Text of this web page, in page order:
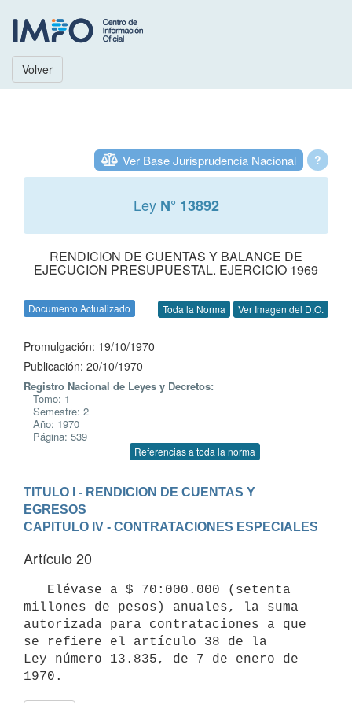
Volver
?
Ver Base Jurisprudencia Nacional
Ley N° 13892
RENDICION DE CUENTAS Y BALANCE DE
EJECUCION PRESUPUESTAL. EJERCICIO 1969
Documento Actualizado Toda la Norma Ver Imagen del D.O.
Promulgación: 19/10/1970
Publicación: 20/10/1970
Registro Nacional de Leyes y Decretos:
Tomo: 1
Semestre: 2
Año: 1970
Página: 539
Referencias a toda la norma
TITULO I - RENDICION DE CUENTAS Y
EGRESOS
CAPITULO IV - CONTRATACIONES ESPECIALES
Artículo 20
millones de pesos) anuales, la suma
autorizada para contrataciones a que
se refiere el artículo 38 de la
Ley número 13.835, de 7 de enero de
1970.